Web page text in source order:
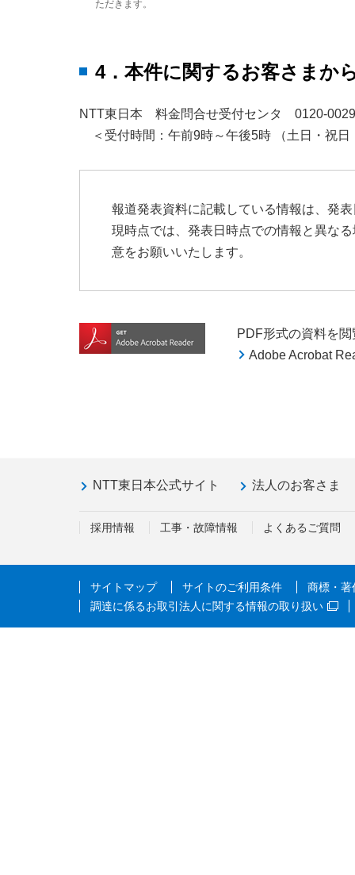
ただきます。
4．本件に関するお客さまか
NTT東日本 料金問合せ受付センタ 0120-
＜受付時間：午前9時～午後5時 （土日・祝
報道発表資料に記載している情報は、発
現時点では、発表日時点での情報と異な
意をお願いいたします。
PDF形式の資料を
Adobe Acrobat
NTT東日本公式サイト 法人のお客さま
採用情報 工事・故障情報 よくあるご質問
サイトマップ サイトのご利用条件
商標・著
調達に係るお取引法人に関する情報の取り扱い